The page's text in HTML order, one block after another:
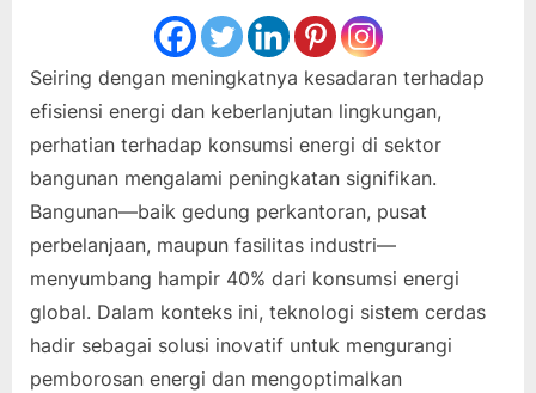
Seiring dengan meningkatnya kesadaran terhadap
efisiensi energi dan keberlanjutan lingkungan,
perhatian terhadap konsumsi energi di sektor
bangunan mengalami peningkatan signifikan.
Bangunan—baik gedung perkantoran, pusat
perbelanjaan, maupun fasilitas industri—
menyumbang hampir 40% dari konsumsi energi
global. Dalam konteks ini, teknologi sistem cerdas
hadir sebagai solusi inovatif untuk mengurangi
pemborosan energi dan mengoptimalkan